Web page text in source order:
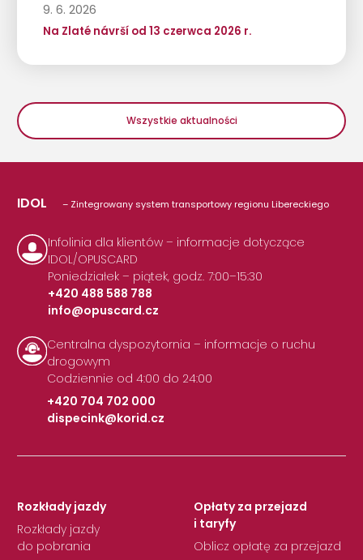
9. 6. 2026
Na Zlaté návrší od 13 czerwca 2026 r.
Wszystkie aktualności
IDOL – Zintegrowany system transportowy regionu Libereckiego
Infolinia dla klientów – informacje dotyczące
IDOL/OPUSCARD
Poniedziałek – piątek, godz. 7:00–15:30
+420 488 588 788
|
info@opuscard.cz
Centralna dyspozytornia – informacje o ruchu
drogowym
Codziennie od 4:00 do 24:00
+420 704 702 000
|
dispecink@korid.cz
Rozkłady jazdy
Rozkłady jazdy
do pobrania
Opłaty za przejazd
i taryfy
Oblicz opłatę za przejazd